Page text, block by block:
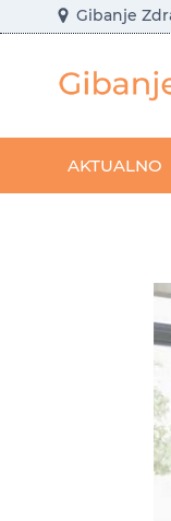
content
Gibanje
AKTUALNO